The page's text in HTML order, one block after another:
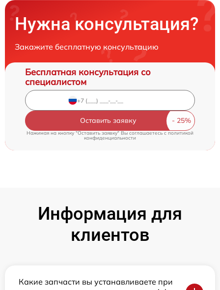
Нужна консультация?
Закажите бесплатную консультацию
Бесплатная консультация со
специалистом
Оставить заявку
Нажимая на кнопку "Оставить заявку" Вы соглашаетесь c политикой
конфиденциальности
Информация для
клиентов
Какие запчасти вы устанавливаете при